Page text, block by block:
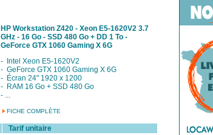
HP Workstation Z420 - Xeon E5-1620V2 3.7
GHz - 16 Go - SSD 480 Go + DD 1 To -
GeForce GTX 1060 Gaming X 6G
- Intel Xeon E5-1620V2
- GeForce GTX 1060 Gaming X 6G
- Écran 24" 1920 x 1200
- RAM 16 Go + SSD 480 Go
- ...
FICHE COMPLÈTE
Tarif unitaire